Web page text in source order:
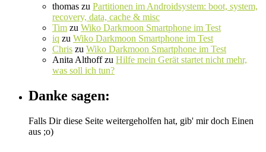
thomas zu Partitionen im Androidsystem: boot, system,
recovery, data, cache & misc
Tim zu Wiko Darkmoon Smartphone im Test
iq zu Wiko Darkmoon Smartphone im Test
Chris zu Wiko Darkmoon Smartphone im Test
Anita Althoffzu Hilfe mein Gerät startet nicht mehr,
was soll ich tun?
Danke sagen:
Falls Dir diese Seite weitergeholfen hat, gib' mir doch Einen
aus ;o)